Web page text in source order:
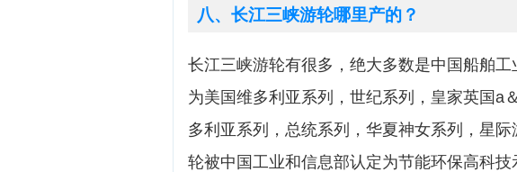
八、长江三峡游轮哪里产的？
长江三峡游轮有很多，绝大多数是中国船舶
为美国维多利亚系列，世纪系列，皇家英国a
多利亚系列，总统系列，华夏神女系列，星
轮被中国工业和信息部认定为节能环保高科